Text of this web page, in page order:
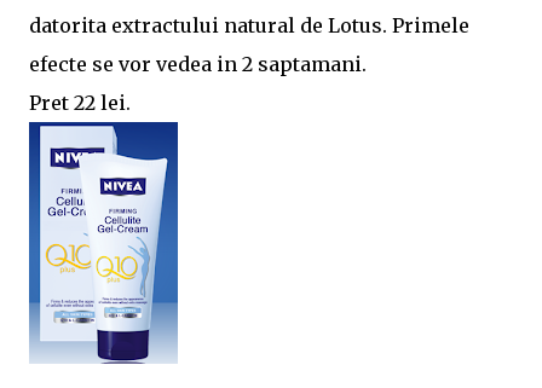
datorita extractului natural de Lotus. Primele
efecte se vor vedea in 2 saptamani.
Pret 22 lei.